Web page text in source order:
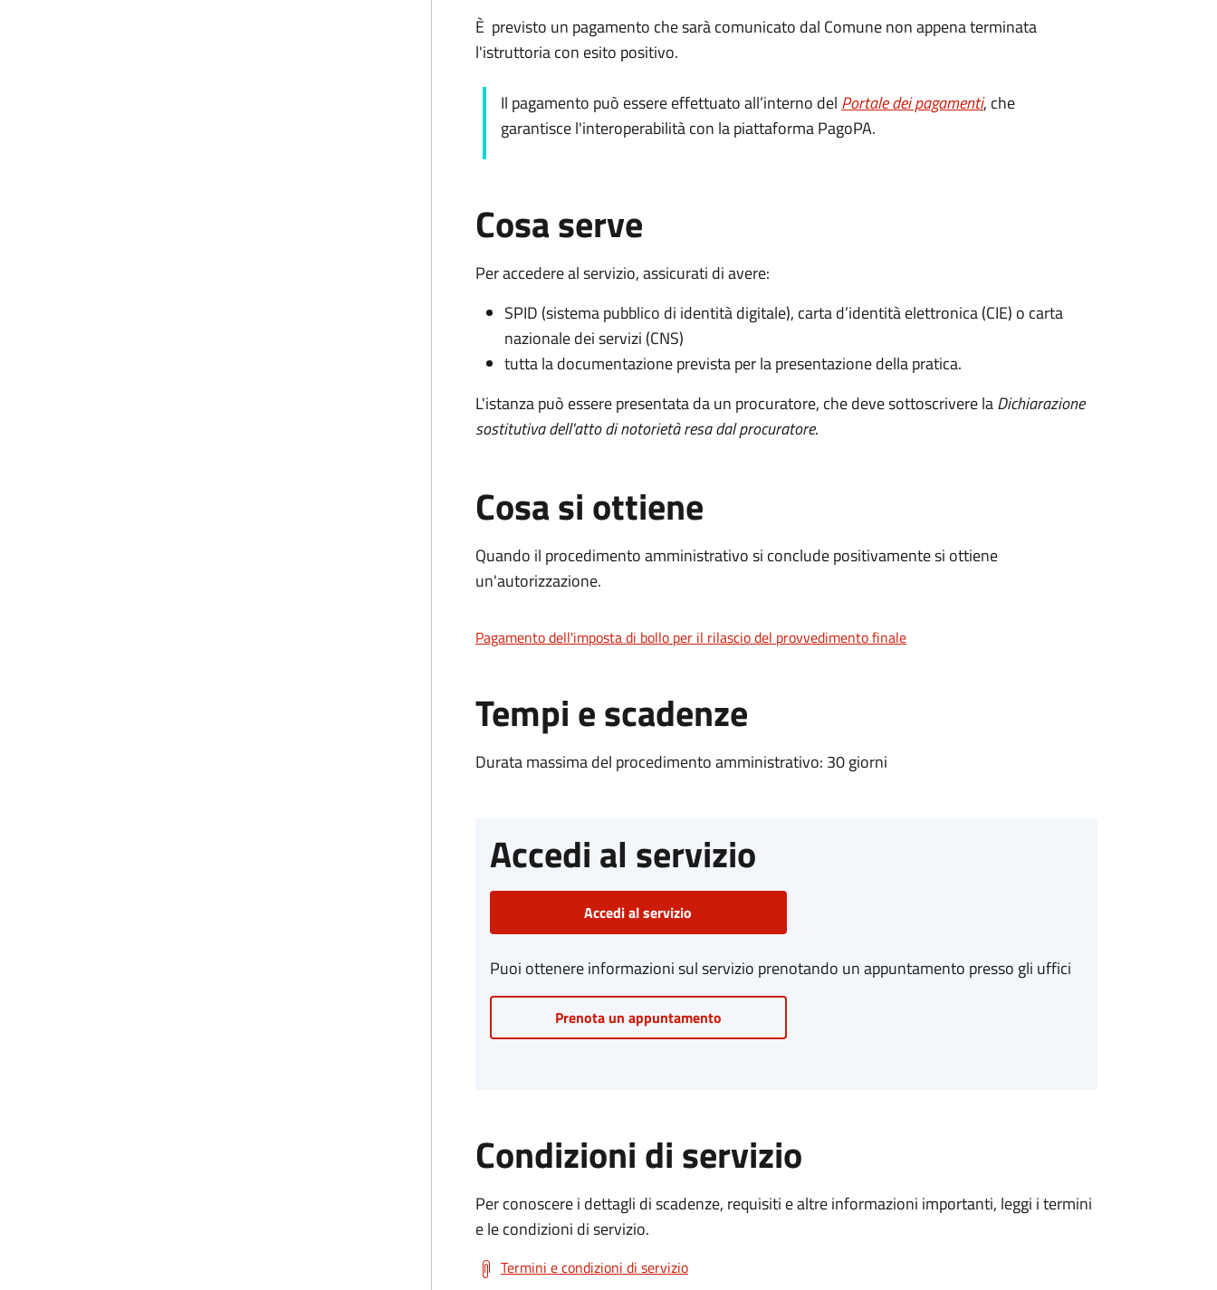
È previsto un pagamento che sarà comunicato dal Comune non appena terminata
l'istruttoria con esito positivo.
Il pagamento può essere effettuato all’interno del Portale dei pagamenti, che
garantisce l'interoperabilità con la piattaforma PagoPA.
Cosa serve
Per accedere al servizio, assicurati di avere:
SPID (sistema pubblico di identità digitale), carta d’identità elettronica (CIE) o carta
nazionale dei servizi (CNS)
tutta la documentazione prevista per la presentazione della pratica.
L'istanza può essere presentata da un procuratore, che deve sottoscrivere laDichiarazione
sostitutiva dell'atto di notorietà resa dal procuratore.
Cosa si ottiene
Quando il procedimento amministrativo si conclude positivamente si ottiene
un'autorizzazione.
Pagamento dell'imposta di bollo per il rilascio del provvedimento finale
Tempi e scadenze
Durata massima del procedimento amministrativo: 30 giorni
Accedi al servizio
Accedi al servizio
Puoi ottenere informazioni sul servizio prenotando un appuntamento presso gli uffici
Prenota un appuntamento
Condizioni di servizio
Per conoscere i dettagli di scadenze, requisiti e altre informazioni importanti, leggi i termini
e le condizioni di servizio.
Termini e condizioni di servizio